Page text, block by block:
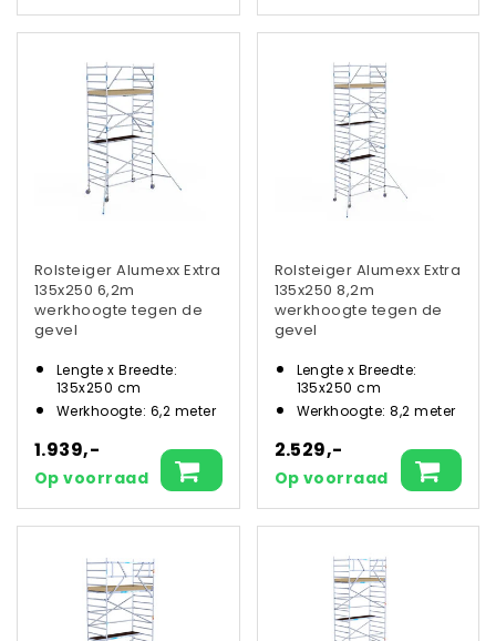
Rolsteiger Alumexx Extra
135x250 6,2m
werkhoogte tegen de
gevel
Lengte x Breedte:
135x250 cm
Werkhoogte: 6,2 meter
1.939,-
Op voorraad
Rolsteiger Alumexx Extra
135x250 8,2m
werkhoogte tegen de
gevel
Lengte x Breedte:
135x250 cm
Werkhoogte: 8,2 meter
2.529,-
Op voorraad